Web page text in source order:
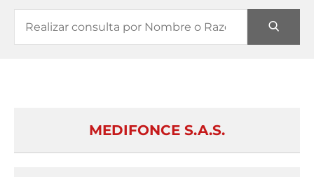
MEDIFONCE S.A.S.